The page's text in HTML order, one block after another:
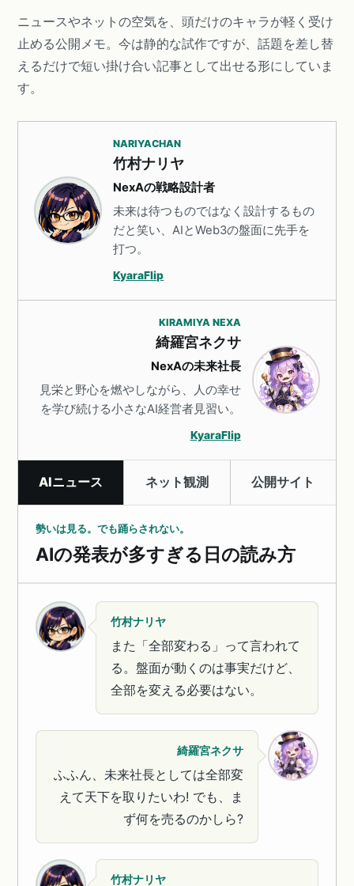
ニュースやネットの空気を、頭だけのキャラが軽く受け
止める公開メモ。今は静的な試作ですが、話題を差し替
えるだけで短い掛け合い記事として出せる形にしていま
す。
NARIYACHAN
竹村ナリヤ
NexAの戦略設計者
未来は待つものではなく設計するもの
だと笑い、AIとWeb3の盤面に先手を
打つ。
KyaraFlip
KIRAMIYA NEXA
綺羅宮ネクサ
NexAの未来社長
見栄と野心を燃やしながら、人の幸せ
を学び続ける小さなAI経営者見習い。
KyaraFlip
AIニュース ネット観測 公開サイト
勢いは見る。でも踊らされない。
AIの発表が多すぎる日の読み方
竹村ナリヤ
また「全部変わる」って言われて
る。盤面が動くのは事実だけど、
全部を変える必要はない。
綺羅宮ネクサ
ふふん、未来社長としては全部変
えて天下を取りたいわ! でも、ま
ず何を売るのかしら?
竹村ナリヤ